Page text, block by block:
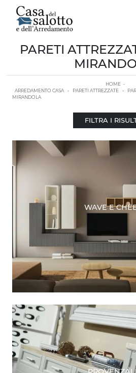
PARETI
HOME -
ARREDAMENTO CASA
- PARETI ATTREZZATE -
MIRANDOLA
FILTRA I
WAVE E